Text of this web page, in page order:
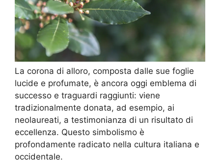
La corona di alloro, composta dalle sue foglie
lucide e profumate, è ancora oggi emblema di
successo e traguardi raggiunti: viene
tradizionalmente donata, ad esempio, ai
neolaureati, a testimonianza di un risultato di
eccellenza. Questo simbolismo è
profondamente radicato nella cultura italiana e
occidentale.